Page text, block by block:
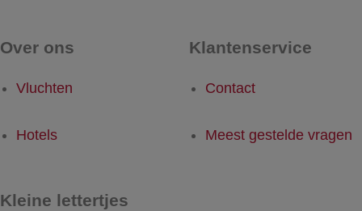
Over ons
Vluchten
Hotels
Klantenservice
Contact
Meest gestelde vragen
Kleine lettertjes